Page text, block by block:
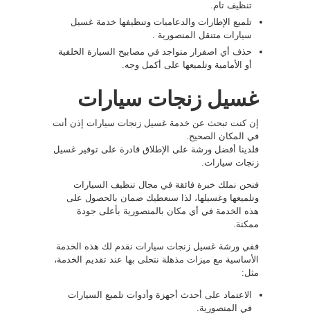
تنظيف تام.
تلميع الإطارات والدعاميات وتنظيفها خدمة غسيل
سيارات متنقل المنصورية .
حذف أي اصفرار متواجد في مصابيح السيارة الخلفية
أو الأمامية وتلميعها على أكمل وجه.
غسيل زنجات سيارات
إن كنت تبحث عن خدمة غسيل زنجات سيارات إذن أنت
في المكان الصحيح.
فلدينا أفضل ورشة على الإطلاق قادرة على توفير غسيل
زنجات سيارات.
فنحن نملك خبرة فائقة في مجال تنظيف السيارات
وتلميعها وغسيلها، لذا سنعطيك ضمان بالحصول على
هذه الخدمة في أي مكان بالمنصورية بأعلى جودة
ممكنة.
ففي ورشة غسيل زنجات سيارات نقدم لك هذه الخدمة
الأساسية مع ميزات مذهلة نتحلى بها عند تقديم الخدمة،
مثل:
الاعتماد على أحدث أجهزة وأدوات تلميع السيارات
في المنصورية.